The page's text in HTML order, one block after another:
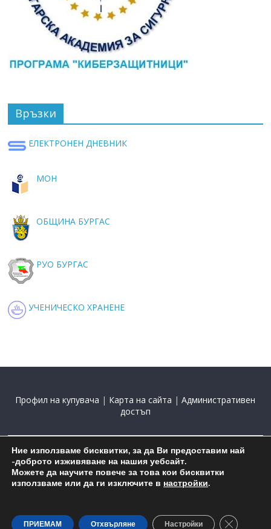
Връзки
ЕЛЕКТРОНЕН ДНЕВНИК
МОН
ОБЩИНА БУРГАС
РУО БУРГАС
УЧЕНИЧЕСКО ХРАНЕНЕ
Профил на купувача | Карта на сайта |Административен
достъп
2015-2025 С подкрепата наНиколай Комнев
Ние използваме бисквитки, за да Ви предоставим най
-доброто изживяване на нашия уебсайт.
Можете да научите повече за това кои бисквитки
използваме или да ги изключите в настройки.
ПРИЕМАМ Отхвърляне Настройки Close